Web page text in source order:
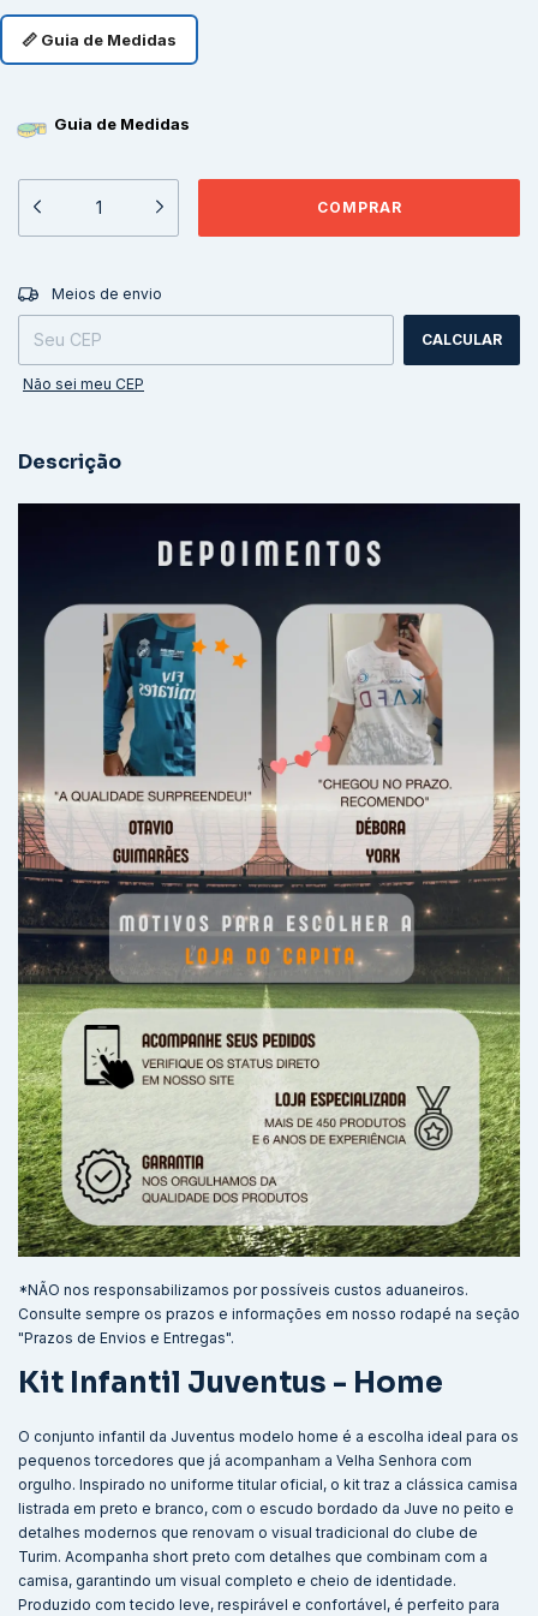
📏 Guia de Medidas
Guia de Medidas
Entregas para o CEP:
Meios de envio
CALCULAR
Não sei meu CEP
Descrição
*NÃO nos responsabilizamos por possíveis custos aduaneiros.
Consulte sempre os prazos e informações em nosso rodapé na seção
"Prazos de Envios e Entregas".
Kit Infantil Juventus - Home
O conjunto infantil da Juventus modelo home é a escolha ideal para os
pequenos torcedores que já acompanham a Velha Senhora com
orgulho. Inspirado no uniforme titular oficial, o kit traz a clássica camisa
listrada em preto e branco, com o escudo bordado da Juve no peito e
detalhes modernos que renovam o visual tradicional do clube de
Turim. Acompanha short preto com detalhes que combinam com a
camisa, garantindo um visual completo e cheio de identidade.
Produzido com tecido leve, respirável e confortável, é perfeito para